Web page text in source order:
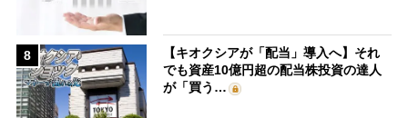
8
【キオクシアが「配当」導入へ】それ
でも資産10億円超の配当株投資の達人
が「買う…